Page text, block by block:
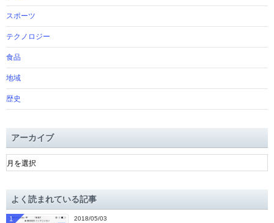
スポーツ
テクノロジー
食品
地域
歴史
アーカイブ
ア
ー
ブよく読まれている記事
2018/05/03
1